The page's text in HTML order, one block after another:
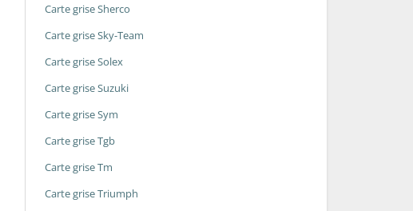
Carte grise Sherco
Carte grise Sky-Team
Carte grise Solex
Carte grise Suzuki
Carte grise Sym
Carte grise Tgb
Carte grise Tm
Carte grise Triumph